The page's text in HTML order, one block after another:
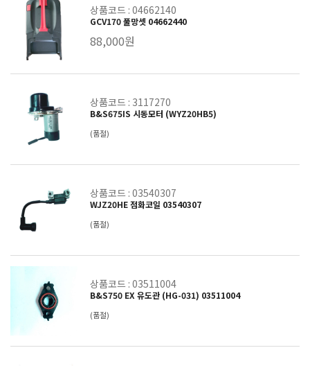
상품코드 : 04662140
GCV170 풀망셋 04662440
88,000원
상품코드 : 3117270
B&S675IS 시동모터 (WYZ20HB5)
(품절)
상품코드 : 03540307
WJZ20HE 점화코일 03540307
(품절)
상품코드 : 03511004
B&S750 EX 유도관 (HG-031) 03511004
(품절)